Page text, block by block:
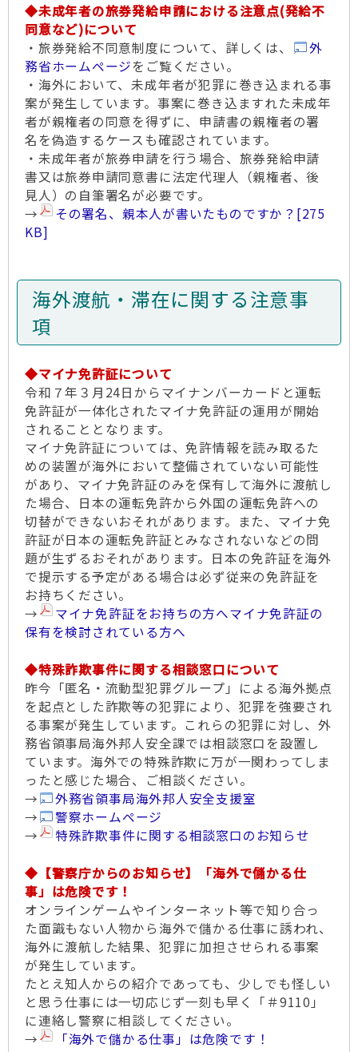
◆未成年者の旅券発給申請における注意点(発給不
同意など)について
・旅券発給不同意制度について、詳しくは、
外
務省ホームページをご覧ください。
・海外において、未成年者が犯罪に巻き込まれる事
案が発生しています。事案に巻き込ますれた未成年
者が親権者の同意を得ずに、申請書の親権者の署
名を偽造するケースも確認されています。
・未成年者が旅券申請を行う場合、旅券発給申請
書又は旅券申請同意書に法定代理人（親権者、後
見人）の自筆署名が必要です。
→
その署名、親本人が書いたものですか？ [275
KB]
海外渡航・滞在に関する注意事
項
◆マイナ免許証について
令和７年３月24日からマイナンバーカードと運転
免許証が一体化されたマイナ免許証の運用が開始
されることとなります。
マイナ免許証については、免許情報を読み取るた
めの装置が海外において整備されていない可能性
があり、マイナ免許証のみを保有して海外に渡航し
た場合、日本の運転免許から外国の運転免許への
切替ができないおそれがあります。また、マイナ免
許証が日本の運転免許証とみなされないなどの問
題が生ずるおそれがあります。日本の免許証を海外
で提示する予定がある場合は必ず従来の免許証を
お持ちください。
→
マイナ免許証をお持ちの方へマイナ免許証の
保有を検討されている方へ
◆特殊詐欺事件に関する相談窓口について
昨今「匿名・流動型犯罪グループ」による海外拠点
を起点とした詐欺等の犯罪により、犯罪を強要され
る事案が発生しています。これらの犯罪に対し、外
務省領事局海外邦人安全課では相談窓口を設置し
ています。海外での特殊詐欺に万が一関わってしま
ったと感じた場合、ご相談ください。
→
外務省領事局海外邦人安全支援室
→
警察ホームページ
→
特殊詐欺事件に関する相談窓口のお知らせ
◆【警察庁からのお知らせ】「海外で儲かる仕
事」は危険です！
オンラインゲームやインターネット等で知り合っ
た面識もない人物から海外で儲かる仕事に誘われ、
海外に渡航した結果、犯罪に加担させられる事案
が発生しています。
たとえ知人からの紹介であっても、少しでも怪しい
と思う仕事には一切応じず一刻も早く「＃9110」
に連絡し警察に相談してください。
→
「海外で儲かる仕事」は危険です！